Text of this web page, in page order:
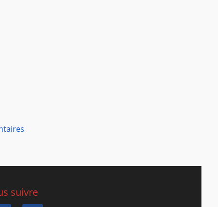
suivre